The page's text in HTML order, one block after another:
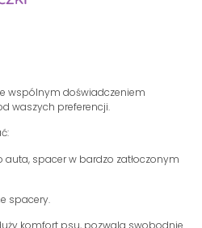
wspólnym doświadczeniem
waszych preferencji.
auta, spacer w bardzo zatłoczonym
spacery.